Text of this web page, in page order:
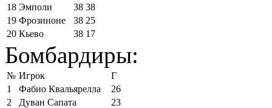
18 Эмполи 38 38
19 Фрозиноне 38 25
20 Кьево 38 17
Бомбардиры:
№ Игрок
Г
1
Фабио Квальярелла
26
2
Дуван Сапата
23